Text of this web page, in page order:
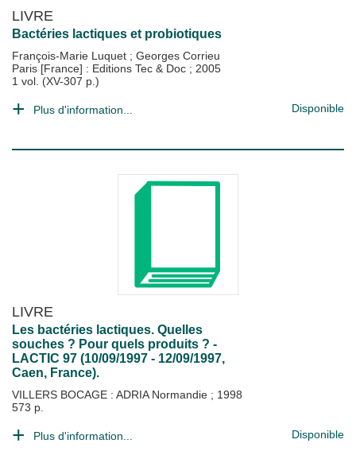
LIVRE
Bactéries lactiques et probiotiques
François-Marie Luquet ; Georges Corrieu
Paris [France] : Editions Tec & Doc ; 2005
1 vol. (XV-307 p.)
Plus d'information... Disponible
LIVRE
Les bactéries lactiques. Quelles
souches ? Pour quels produits ? -
LACTIC 97 (10/09/1997 - 12/09/1997,
Caen, France).
VILLERS BOCAGE : ADRIA Normandie ; 1998
573 p.
Plus d'information... Disponible